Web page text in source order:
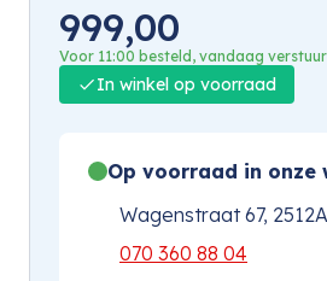
999,00
Voor 11:00 besteld, vandaag
In winkel op voorraad
Op voorraad in onze
Wagenstraat 67,
070 360 88 04